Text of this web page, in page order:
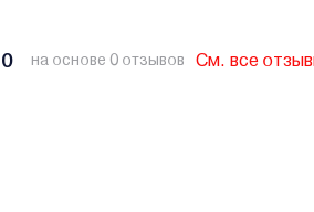
0 на основе 0 отзывов См. все